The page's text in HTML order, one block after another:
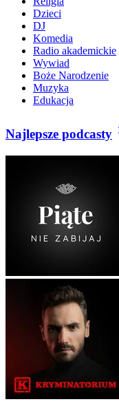
Dzieci
DJ
Komedia
Radio akademickie
Wywiad
Boże Narodzenie
Muzyka
Edukacja
Najlepsze podcasty